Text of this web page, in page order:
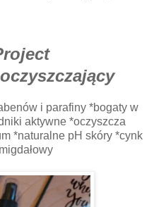
i parafiny *bogaty w
aktywne *oczyszcza
*naturalne pH skóry *cynk